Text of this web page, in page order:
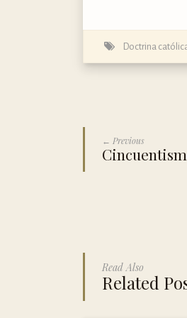
Doctrina
← Previous
Read Also
Related